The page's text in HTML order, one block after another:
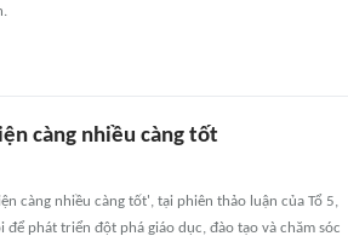
càng nhiều càng tốt
càng nhiều càng tốt', tại phiên thảo luận của Tổ 5,
phát triển đột phá giáo dục, đào tạo và chăm sóc